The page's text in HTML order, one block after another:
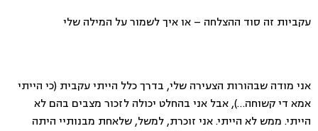
עקביות זה סוד ההצלחה – או איך לשמור על המילה שלי
אני מודה שבהורות הצעירה שלי, בדרך כלל הייתי עקבית (כי הייתי
אמא די קשוחה…), אבל אני בהחלט יכולה לזכור מצבים בהם לא
הייתי. ממש לא הייתי. אני זוכרת, למשל, שלאחת מבנותיי היתה